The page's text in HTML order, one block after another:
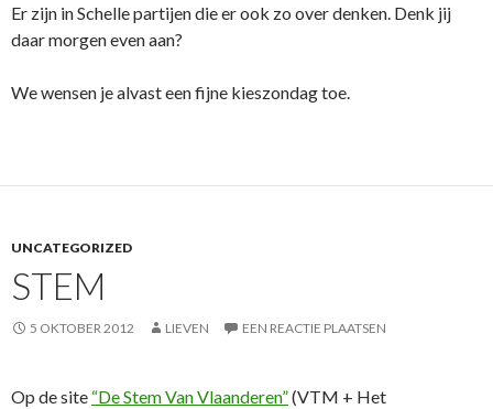
Er zijn in Schelle partijen die er ook zo over denken. Denk jij
daar morgen even aan?
We wensen je alvast een fijne kieszondag toe.
UNCATEGORIZED
STEM
5 OKTOBER 2012 LIEVEN EEN REACTIE PLAATSEN
Op de site “De Stem Van Vlaanderen”(VTM + Het